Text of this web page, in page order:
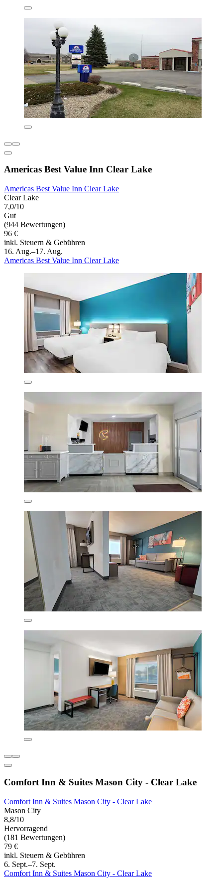
Americas Best Value Inn Clear Lake
Americas Best Value Inn Clear Lake
Clear Lake
7,0/10
Gut
(944 Bewertungen)
96 €
inkl. Steuern & Gebühren
16. Aug.–17. Aug.
Americas Best Value Inn Clear Lake
Comfort Inn & Suites Mason City - Clear Lake
Comfort Inn & Suites Mason City - Clear Lake
Mason City
8,8/10
Hervorragend
(181 Bewertungen)
79 €
inkl. Steuern & Gebühren
6. Sept.–7. Sept.
Comfort Inn & Suites Mason City - Clear Lake